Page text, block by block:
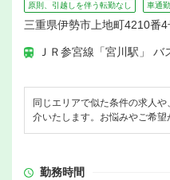
原則、引越しを伴う転勤なし 車通
三重県伊勢市上地町4210番4
ＪＲ参宮線「宮川駅」 バ
同じエリアで似た条件の求人
介いたします。お悩みやご希
勤務時間